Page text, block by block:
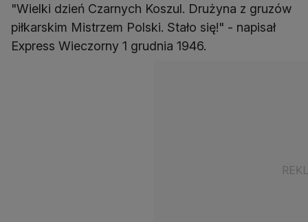
"Wielki dzień Czarnych Koszul. Drużyna z gruzów
piłkarskim Mistrzem Polski. Stało się!" - napisał
Express Wieczorny 1 grudnia 1946.